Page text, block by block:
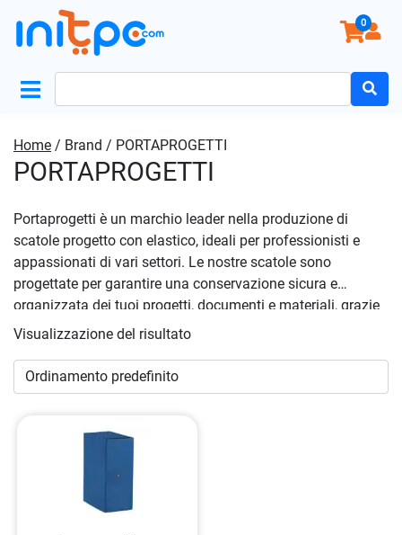
0
Home / Brand / PORTAPROGETTI
PORTAPROGETTI
Portaprogetti è un marchio leader nella produzione di
scatole progetto con elastico, ideali per professionisti e
appassionati di vari settori. Le nostre scatole sono
progettate per garantire una conservazione sicura e
organizzata dei tuoi progetti, documenti e materiali, grazie
all’elastico che tiene tutto al suo posto. Scegli Portaprogetti
importanti, con una vasta gamma di dimensioni e stili per
soddisfare ogni esigenza. Le nostre scatole sono realizzate
garantire una lunga vita ai tuoi progetti. Siamo il partner
ideale per architetti, ingegneri, designer, artisti e chiunque
abbia bisogno di un sistema di organizzazione efficiente e
pratico. Acquista ora le nostre scatole progetto con elastico
Visualizzazione del risultato